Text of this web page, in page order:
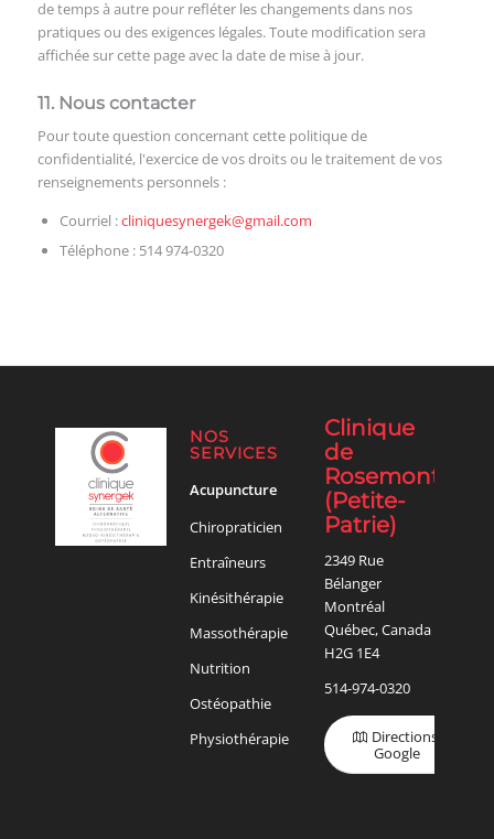
de temps à autre pour refléter les changements dans nos
pratiques ou des exigences légales. Toute modification sera
affichée sur cette page avec la date de mise à jour.
11. Nous contacter
Pour toute question concernant cette politique de
confidentialité, l'exercice de vos droits ou le traitement de vos
renseignements personnels :
Courriel :cliniquesynergek@gmail.com
Téléphone : 514 974-0320
NOS
SERVICES
Acupuncture
Chiropraticien
Entraîneurs
Kinésithérapie
Massothérapie
Nutrition
Ostéopathie
Physiothérapie
Clinique
de
Rosemont
(Petite-
Patrie)
2349 Rue
Bélanger
Montréal
Québec, Canada
H2G 1E4
514-974-0320
Directions
Google